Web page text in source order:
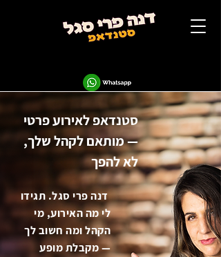
סטנדאפ לאירוע פרטי
— מותאם לקהל שלך,
לא להפך
דנה פרי סגל. תגידו
לי מה האירוע, מי
הקהל ומה חשוב לך
— מקבלת מופע